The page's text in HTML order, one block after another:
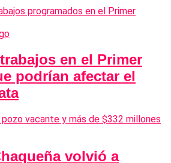
en el Primer
podrían afectar el
volvió a